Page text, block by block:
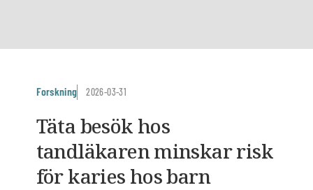
Forskning 2026-03-31
Täta besök hos
tandläkaren minskar risk
för karies hos barn